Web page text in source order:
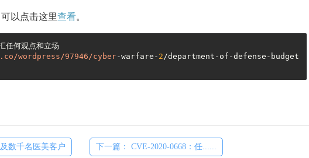
以点击这里查看。
任何观点和立场
wordpress /97946/cyber-warfare- 2 /department-of-defense-budget
涉及数千名医美客户 下一篇： CVE-2020-0668：任......